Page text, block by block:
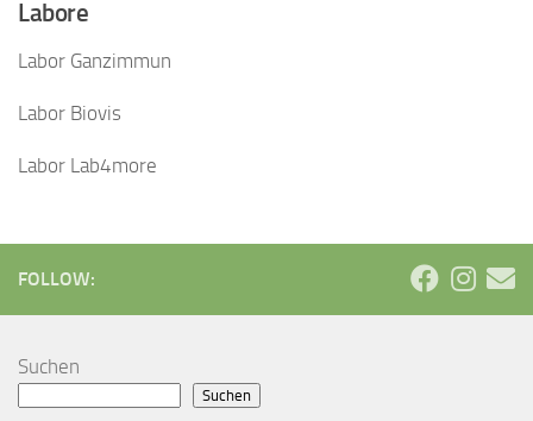
Labore
Labor Ganzimmun
Labor Biovis
Labor Lab4more
FOLLOW:
Suchen
Suchen